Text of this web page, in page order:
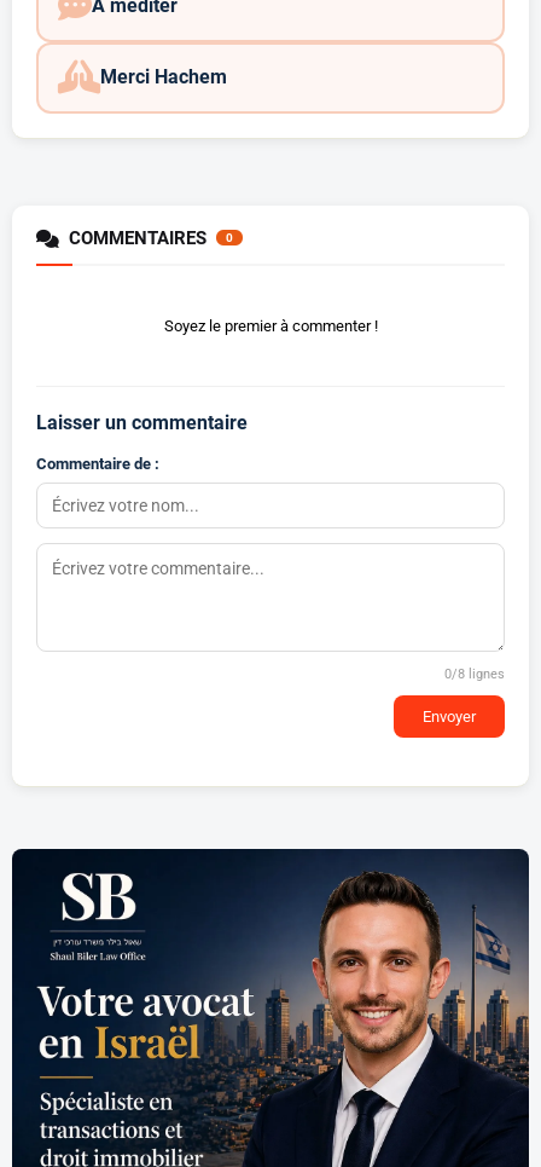
A méditer
Merci Hachem
COMMENTAIRES 0
Soyez le premier à commenter !
Laisser un commentaire
Commentaire de :
0/8 lignes
Envoyer